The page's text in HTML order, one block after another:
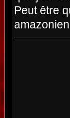
Peut être